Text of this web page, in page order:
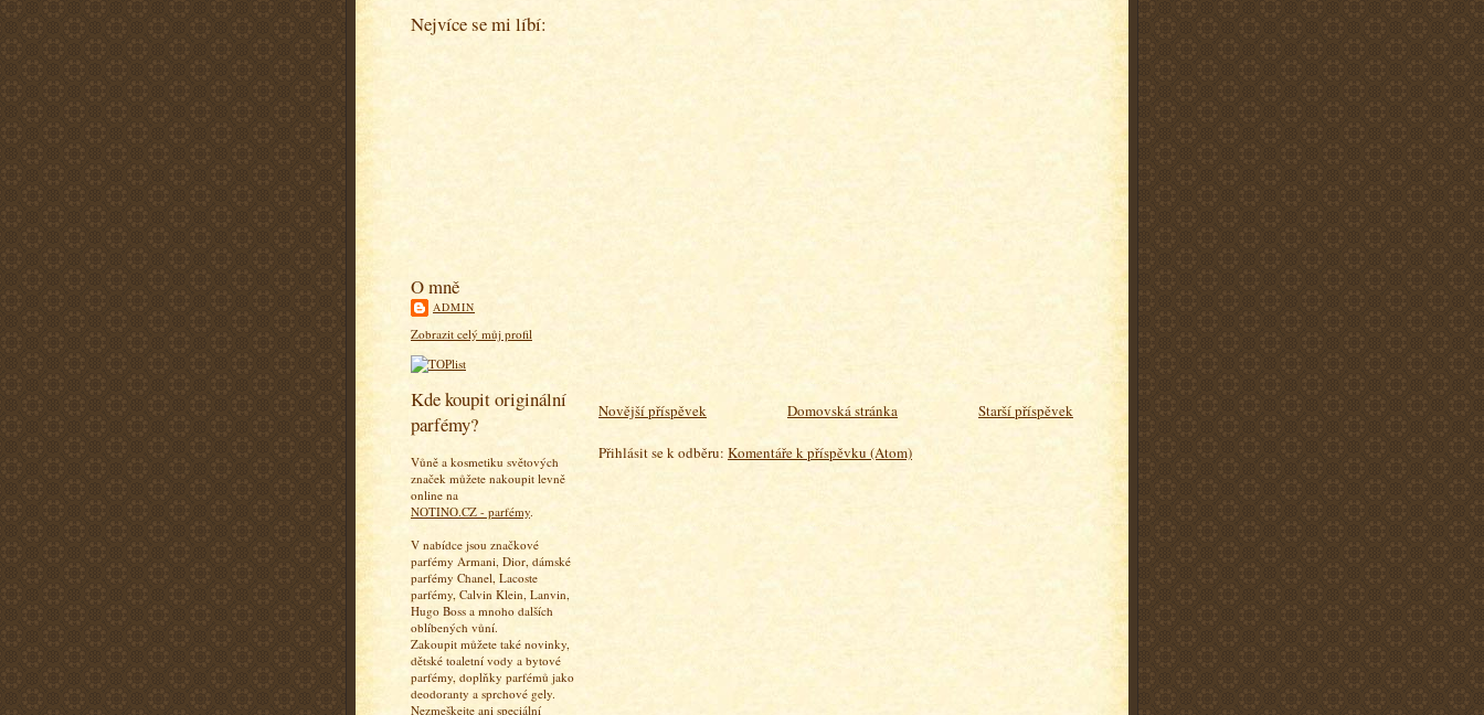
Nejvíce se mi líbí:
O mně
ADMIN
Zobrazit celý můj profil
Kde koupit originální
parfémy?
Vůně a kosmetiku světových
značek můžete nakoupit levně
online na
NOTINO.CZ - parfémy.
V nabídce jsou značkové
parfémy Armani, Dior, dámské
parfémy Chanel, Lacoste
parfémy, Calvin Klein, Lanvin,
Hugo Boss a mnoho dalších
oblíbených vůní.
Zakoupit můžete také novinky,
dětské toaletní vody a bytové
parfémy, doplňky parfémů jako
deodoranty a sprchové gely.
Nezmeškejte ani speciální
Novější příspěvek Starší příspěvek
Domovská stránka
Přihlásit se k odběru: Komentáře k příspěvku (Atom)